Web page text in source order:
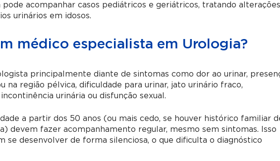
acompanhar casos pediátricos e geriátricos, tratando alterações
urinários em idosos.
médico especialista em Urologia?
principalmente diante de sintomas como dor ao urinar,
na região pélvica, dificuldade para urinar, jato urinário fraco,
urinária ou disfunção sexual.
a partir dos 50 anos (ou mais cedo, se houver histórico familiar
devem fazer acompanhamento regular, mesmo sem sintomas. Isso
se desenvolver de forma silenciosa, o que dificulta o diagnóstico